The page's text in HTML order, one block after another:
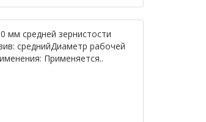
мм средней зернистости
среднийДиаметр рабочей
Применяется..